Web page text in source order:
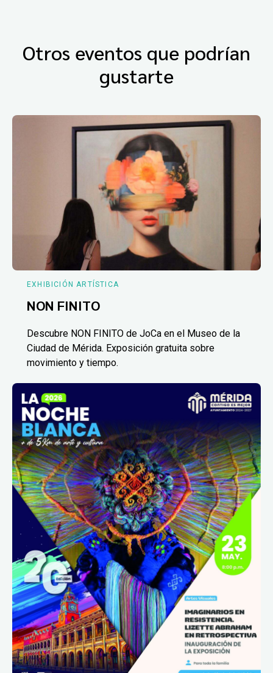
Otros eventos que podrían
gustarte
EXHIBICIÓN ARTÍSTICA
NON FINITO
Descubre NON FINITO de JoCa en el Museo de la
Ciudad de Mérida. Exposición gratuita sobre
movimiento y tiempo.